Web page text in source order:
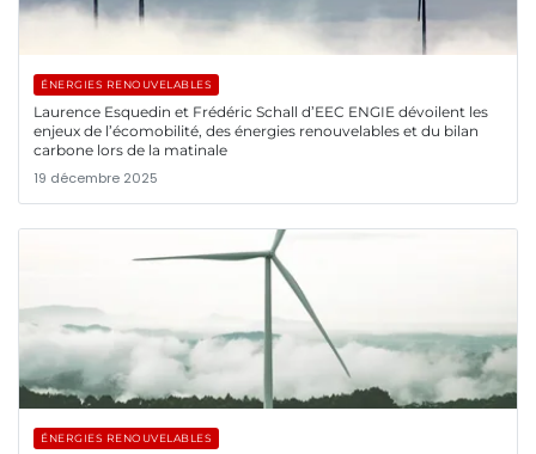
ÉNERGIES RENOUVELABLES
Laurence Esquedin et Frédéric Schall d’EEC ENGIE dévoilent les
enjeux de l’écomobilité, des énergies renouvelables et du bilan
carbone lors de la matinale
19 décembre 2025
ÉNERGIES RENOUVELABLES